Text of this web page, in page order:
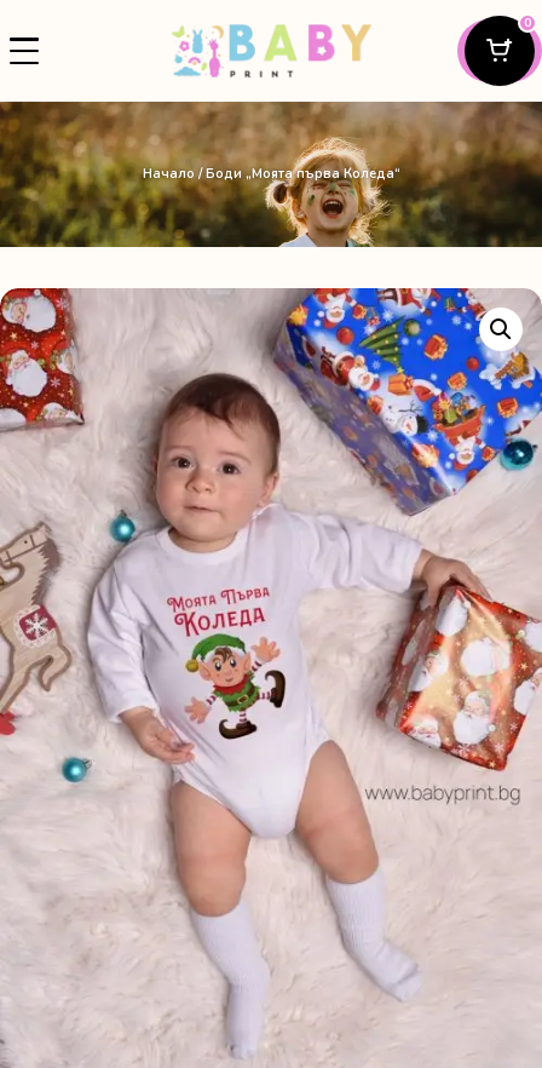
0
Начало/ Боди „Моята първа Коледа“